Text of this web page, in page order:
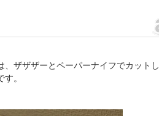
ザザザーとペーパーナイフでカットし
。